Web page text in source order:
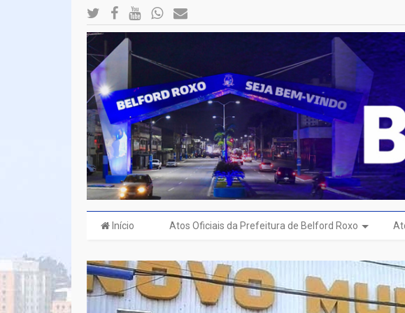
Início Atos Oficiais da Prefeitura de Belford Roxo